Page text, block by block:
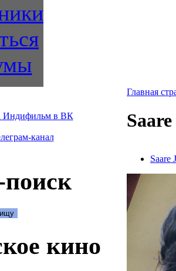
Индифильм в ВК
канал
кино
Главная
Saare